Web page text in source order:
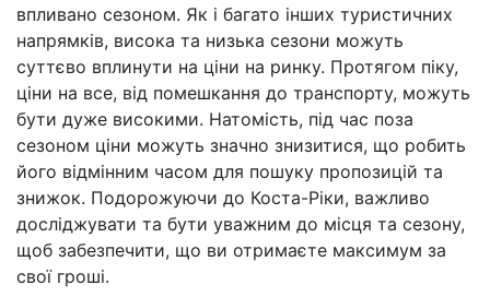
впливано сезоном. Як і багато інших туристичних
напрямків, висока та низька сезони можуть
суттєво вплинути на ціни на ринку. Протягом піку,
ціни на все, від помешкання до транспорту, можуть
бути дуже високими. Натомість, під час поза
сезоном ціни можуть значно знизитися, що робить
його відмінним часом для пошуку пропозицій та
знижок. Подорожуючи до Коста-Ріки, важливо
досліджувати та бути уважним до місця та сезону,
щоб забезпечити, що ви отримаєте максимум за
свої гроші.